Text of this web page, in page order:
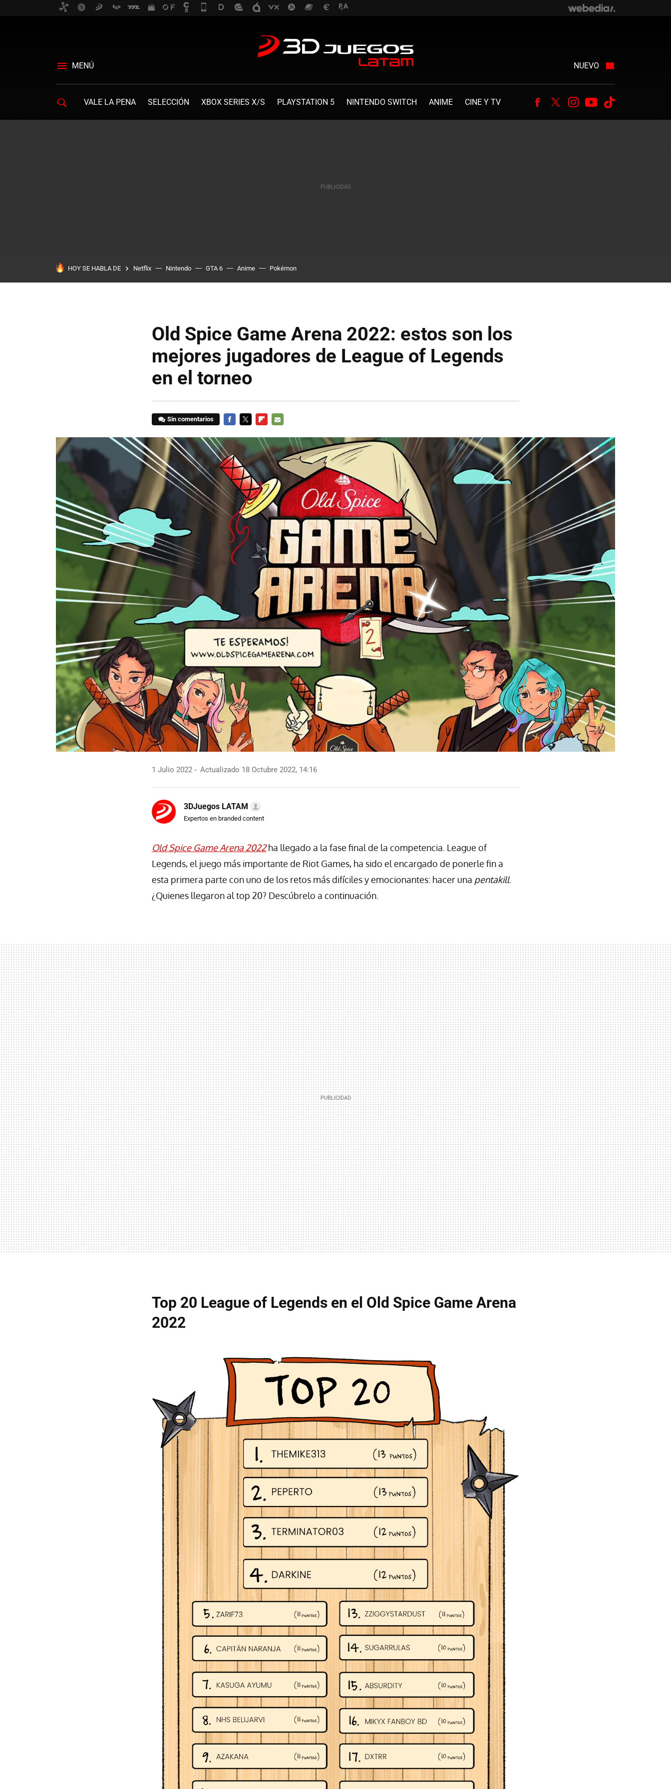
MENÚ NUEVO
VALE LA PENA SELECCIÓN XBOX SERIES X/S PLAYSTATION 5 NINTENDO SWITCH ANIME CINE Y TV Facebook
TwitterInstagram
Youtube
HOY SE HABLA DE Netflix Nintendo GTA 6 Anime Pokémon
Old Spice Game Arena 2022: estos son los
mejores jugadores de League of Legends
en el torneo
Sin comentarios
1 Julio 2022 Actualizado 18 Octubre 2022, 14:16
3DJuegos LATAM
Expertos en branded content
Old Spice Game Arena 2022ha llegado a la fase final de la competencia. League of
Legends, el juego más importante de Riot Games, ha sido el encargado de ponerle fin a
esta primera parte con uno de los retos más difíciles y emocionantes: hacer una pentakill.
¿Quienes llegaron al top 20? Descúbrelo a continuación.
Top 20 League of Legends en el Old Spice Game Arena
2022